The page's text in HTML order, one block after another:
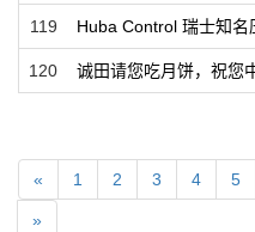
119 Huba Control 瑞士知
120 诚田请您吃月饼，祝您
« 1 2 3 4 5
»